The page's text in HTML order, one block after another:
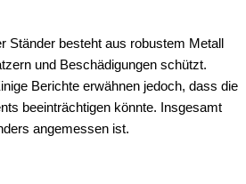
Ständer besteht aus robustem Metall
und Beschädigungen schützt.
Berichte erwähnen jedoch, dass die
beeinträchtigen könnte. Insgesamt
angemessen ist.